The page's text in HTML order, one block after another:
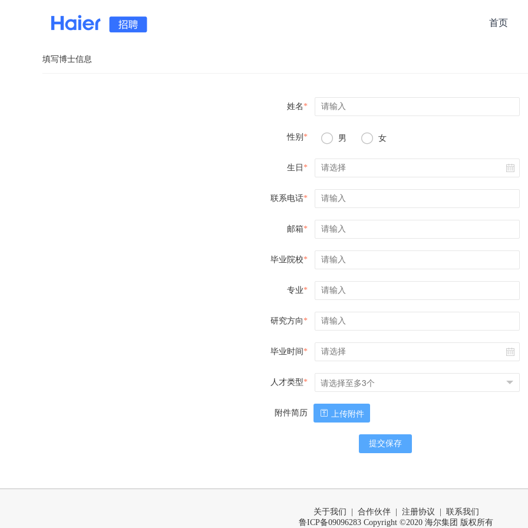
首页
填写博士信息
姓名 *
性别 *  男  女
生日 *
联系电话*
邮箱*
毕业院校*
专业*
研究方向 *
毕业时间 *
人才类型*
附件简历 上传附件
提交保存
关于我们 合作伙伴 注册协议
联系我们
鲁ICP备09096283 Copyright ©2020 海尔集团 版权所有